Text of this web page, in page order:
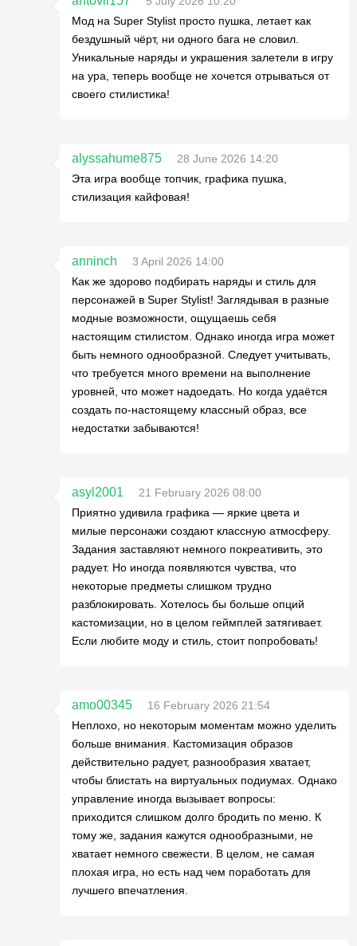
Мод на Super Stylist просто пушка, летает как
бездушный чёрт, ни одного бага не словил.
Уникальные наряды и украшения залетели в игру
на ура, теперь вообще не хочется отрываться от
своего стилистика!
alyssahume875
28 June 2026 14:20
Эта игра вообще топчик, графика пушка,
стилизация кайфовая!
anninch
3 April 2026 14:00
Как же здорово подбирать наряды и стиль для
персонажей в Super Stylist! Заглядывая в разные
модные возможности, ощущаешь себя
настоящим стилистом. Однако иногда игра может
быть немного однообразной. Следует учитывать,
что требуется много времени на выполнение
уровней, что может надоедать. Но когда удаётся
создать по-настоящему классный образ, все
недостатки забываются!
asyl2001
21 February 2026 08:00
Приятно удивила графика — яркие цвета и
милые персонажи создают классную атмосферу.
Задания заставляют немного покреативить, это
радует. Но иногда появляются чувства, что
некоторые предметы слишком трудно
разблокировать. Хотелось бы больше опций
кастомизации, но в целом геймплей затягивает.
Если любите моду и стиль, стоит попробовать!
amo00345
16 February 2026 21:54
Неплохо, но некоторым моментам можно уделить
больше внимания. Кастомизация образов
действительно радует, разнообразия хватает,
чтобы блистать на виртуальных подиумах. Однако
управление иногда вызывает вопросы:
приходится слишком долго бродить по меню. К
тому же, задания кажутся однообразными, не
хватает немного свежести. В целом, не самая
плохая игра, но есть над чем поработать для
лучшего впечатления.